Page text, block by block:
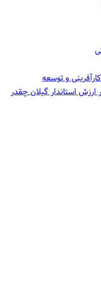
و توسعه
استاندار گیلان چقدر